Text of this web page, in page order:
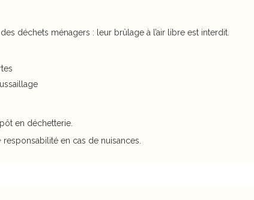
déchets ménagers : leur brûlage à l’air libre est interdit.
en déchetterie.
responsabilité en cas de nuisances.